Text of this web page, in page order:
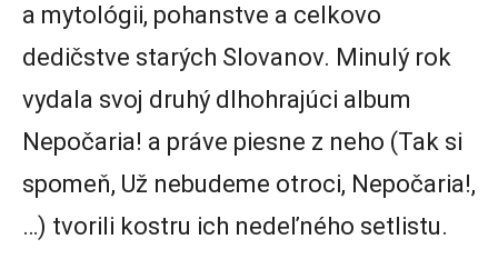
a mytológii, pohanstve a celkovo
dedičstve starých Slovanov. Minulý rok
vydala svoj druhý dlhohrajúci album
Nepočaria! a práve piesne z neho (Tak si
spomeň, Už nebudeme otroci, Nepočaria!,
…) tvorili kostru ich nedeľného setlistu.